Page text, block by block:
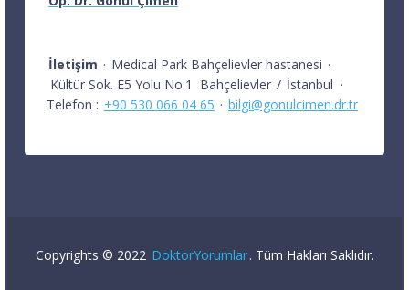
İletişim · Medical Park Bahçelievler hastanesi ·
Kültür Sok. E5 Yolu No:1
Bahçelievler / İstanbul ·
Telefon : +90 530 066 04 65 · bilgi@gonulcimen.dr.tr
Copyrights © 2022 DoktorYorumlar. Tüm Hakları Saklıdır.